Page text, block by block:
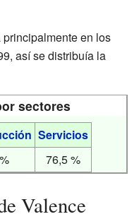
en los
así se distribuía la
sectores
Servicios
76,5 %
Valence